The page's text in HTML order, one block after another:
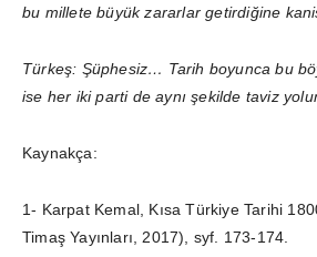
bu millete büyük zararlar getirdiğine
Türkeş: Şüphesiz… Tarih boyunca bu
ise her iki parti de aynı şekilde taviz
Kaynakça:
1- Karpat Kemal, Kısa Türkiye Tarihi
Timaş Yayınları, 2017), syf. 173-174.